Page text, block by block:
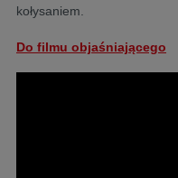
kołysaniem.
Do filmu objaśniającego